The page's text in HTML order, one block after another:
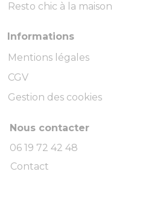
Resto chic à la maison
Informations
Mentions légales
CGV
Gestion des cookies
Nous contacter
06 19 72 42 48
Contact